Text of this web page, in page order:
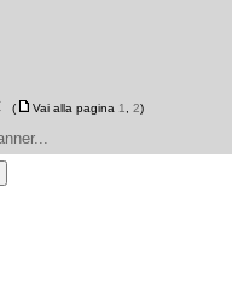
( Vai alla pagina 1 2)